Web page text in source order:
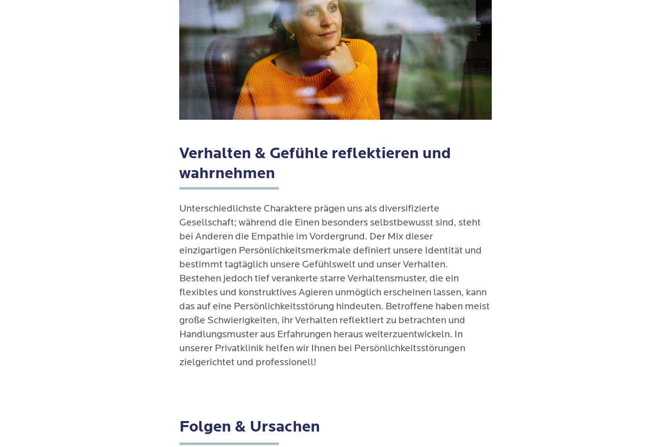
Verhalten & Gefühle reflektieren und
wahrnehmen
Unterschiedlichste Charaktere prägen uns als diversifizierte
Gesellschaft; während die Einen besonders selbstbewusst sind, steht
bei Anderen die Empathie im Vordergrund. Der Mix dieser
einzigartigen Persönlichkeitsmerkmale definiert unsere Identität und
bestimmt tagtäglich unsere Gefühlswelt und unser Verhalten.
Bestehen jedoch tief verankerte starre Verhaltensmuster, die ein
flexibles und konstruktives Agieren unmöglich erscheinen lassen, kann
das auf eine Persönlichkeitsstörung hindeuten. Betroffene haben meist
große Schwierigkeiten, ihr Verhalten reflektiert zu betrachten und
Handlungsmuster aus Erfahrungen heraus weiterzuentwickeln. In
unserer Privatklinik helfen wir Ihnen bei Persönlichkeitsstörungen
zielgerichtet und professionell!
Folgen & Ursachen